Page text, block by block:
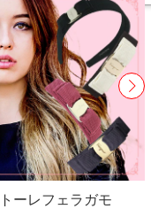
ーレフェラガモ